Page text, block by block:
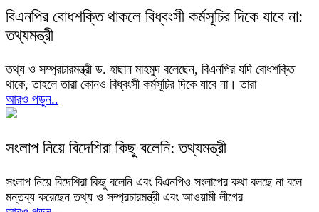
বিএনপির বোধশক্তি থাকলে বিধ্বংসী কর্মসূচির দিকে যাবে না:
তথ্যমন্ত্রী
তথ্য ও সম্প্রচারমন্ত্রী ড. হাছান মাহমুদ বলেছেন, বিএনপির যদি বোধশক্তি
থাকে, তাহলে তারা কোনও বিধ্বংসী কর্মসূচির দিকে যাবে না। তারা
আরও পড়ুন..
সংলাপ নিয়ে বিদেশিরা কিছু বলেনি: তথ্যমন্ত্রী
সংলাপ নিয়ে বিদেশিরা কিছু বলেনি এবং বিএনপিও সংলাপের কথা বলছে না বলে
মন্তব্য করেছেন তথ্য ও সম্প্রচারমন্ত্রী এবং আওয়ামী লীগের